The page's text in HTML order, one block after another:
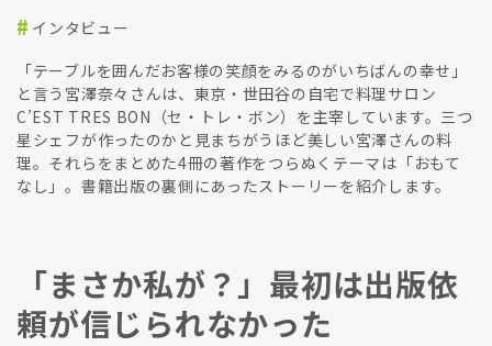
インタビュー
「テーブルを囲んだお客様の笑顔をみるのがいちばんの幸せ」
と言う宮澤奈々さんは、東京・世田谷の自宅で料理サロン
C’EST TRES BON（セ・トレ・ボン）を主宰しています。三つ
星シェフが作ったのかと見まちがうほど美しい宮澤さんの料
理。それらをまとめた4冊の著作をつらぬくテーマは「おもて
なし」。書籍出版の裏側にあったストーリーを紹介します。
「まさか私が？」最初は出版依
頼が信じられなかった